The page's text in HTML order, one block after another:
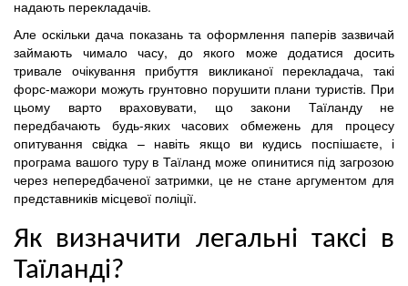
надають перекладачів.
Але оскільки дача показань та оформлення паперів зазвичай
займають чимало часу, до якого може додатися досить
тривале очікування прибуття викликаної перекладача, такі
форс-мажори можуть грунтовно порушити плани туристів. При
цьому варто враховувати, що закони Таїланду не
передбачають будь-яких часових обмежень для процесу
опитування свідка – навіть якщо ви кудись поспішаєте, і
програма вашого туру в Таїланд може опинитися під загрозою
через непередбаченої затримки, це не стане аргументом для
представників місцевої поліції.
Як визначити легальні таксі в
Таїланді?